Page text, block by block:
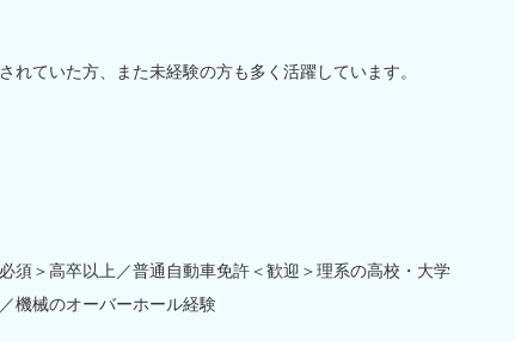
れていた方、また未経験の方も多く活躍しています。
須＞高卒以上／普通自動車免許＜歓迎＞理系の高校・大学
機械のオーバーホール経験